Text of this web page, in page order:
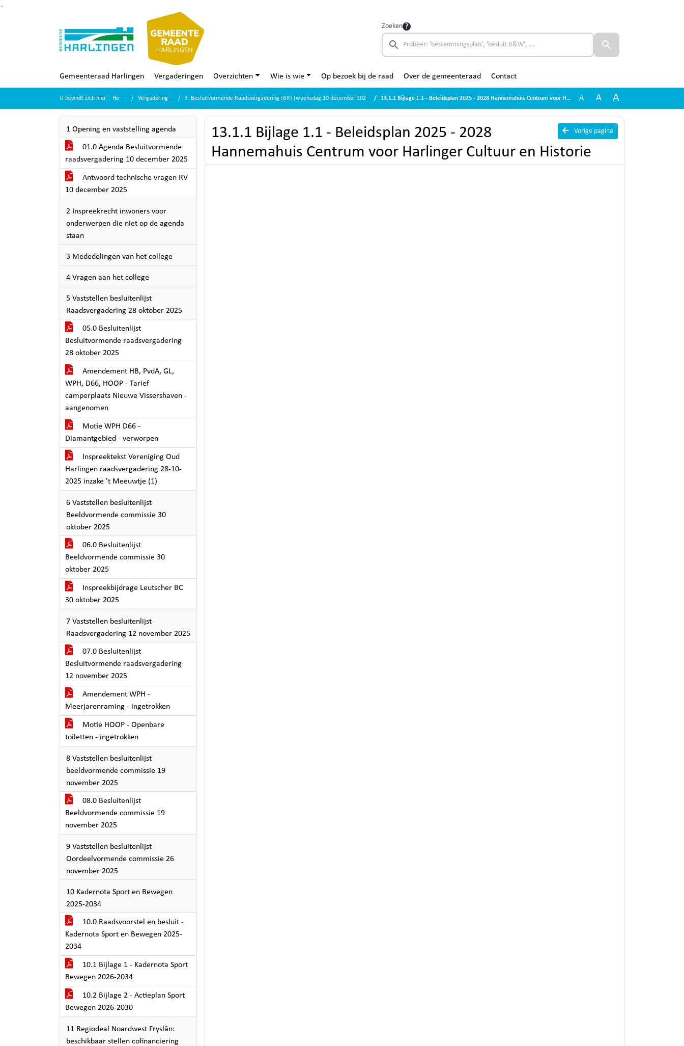
Zoeken
Gemeenteraad Harlingen Vergaderingen Overzichten Wie is wie Op bezoek bij de raad Over de gemeenteraad Contact
U bevindt zich hier: Home Vergaderingen 3. Besluitvormende Raadsvergadering (BR) (woensdag 10 december 2025) 13.1.1 Bijlage 1.1 - Beleidsplan 2025 - 2028 Hannemahuis Centrum voor Harlinger Cultuur en Historie A A A
1 Opening en vaststelling agenda
01.0 Agenda Besluitvormende
raadsvergadering 10 december 2025
Antwoord technische vragen RV
10 december 2025
2 Inspreekrecht inwoners voor
onderwerpen die niet op de agenda
staan
3 Mededelingen van het college
4 Vragen aan het college
5 Vaststellen besluitenlijst
Raadsvergadering 28 oktober 2025
05.0 Besluitenlijst
Besluitvormende raadsvergadering
28 oktober 2025
Amendement HB, PvdA, GL,
WPH, D66, HOOP - Tarief
camperplaats Nieuwe Vissershaven -
aangenomen
Motie WPH D66 -
Diamantgebied - verworpen
Inspreektekst Vereniging Oud
Harlingen raadsvergadering 28-10-
2025 inzake 't Meeuwtje (1)
6 Vaststellen besluitenlijst
Beeldvormende commissie 30
oktober 2025
06.0 Besluitenlijst
Beeldvormende commissie 30
oktober 2025
Inspreekbijdrage Leutscher BC
30 oktober 2025
7 Vaststellen besluitenlijst
Raadsvergadering 12 november 2025
07.0 Besluitenlijst
Besluitvormende raadsvergadering
12 november 2025
Amendement WPH -
Meerjarenraming - ingetrokken
Motie HOOP - Openbare
toiletten - ingetrokken
8 Vaststellen besluitenlijst
beeldvormende commissie 19
november 2025
08.0 Besluitenlijst
Beeldvormende commissie 19
november 2025
9 Vaststellen besluitenlijst
Oordeelvormende commissie 26
november 2025
10 Kadernota Sport en Bewegen
2025-2034
10.0 Raadsvoorstel en besluit -
Kadernota Sport en Bewegen 2025-
2034
10.1 Bijlage 1 - Kadernota Sport
Bewegen 2026-2034
10.2 Bijlage 2 - Actieplan Sport
Bewegen 2026-2030
11 Regiodeal Noardwest Fryslân:
beschikbaar stellen cofinanciering
Vorige pagina
13.1.1 Bijlage 1.1 - Beleidsplan 2025 - 2028
Hannemahuis Centrum voor Harlinger Cultuur en Historie